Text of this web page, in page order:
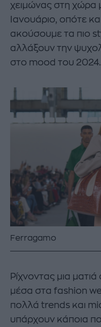
χειμώνας στη χώρα
Ιανουάριο, οπότε
ακούσουμε τα πιο
αλλάξουν την
στο mood του 2024.
Ferragamo
Ρίχνοντας μια ματιά
μέσα στα fashion
πολλά trends και
υπάρχουν κάποια